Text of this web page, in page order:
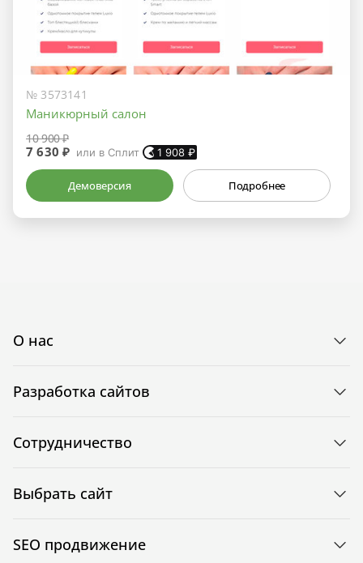
№ 3573141
Маникюрный салон
10 900 ₽
7 630 ₽ или в Сплит 1 908 ₽
Демоверсия Подробнее
О нас
Разработка сайтов
Сотрудничество
Выбрать сайт
SEO продвижение